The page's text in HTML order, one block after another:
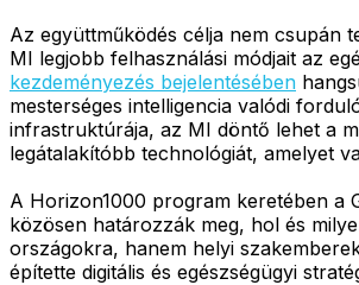
Az együttműködés célja nem csupán
MI legjobb felhasználási módjait az
kezdeményezés bejelentésében
mesterséges intelligencia valódi
infrastruktúrája, az MI döntő lehet a
legátalakítóbb technológiát, amelyet
A Horizon1000 program keretében a
közösen határozzák meg, hol és
országokra, hanem helyi
építette digitális és egészségügyi